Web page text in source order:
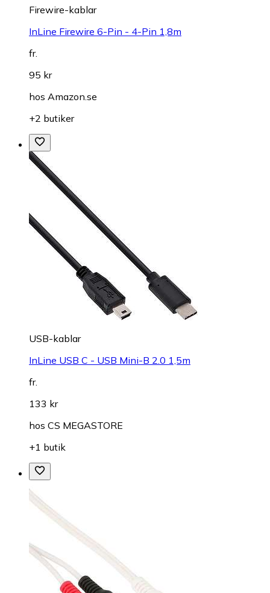
Firewire-kablar
InLine Firewire 6-Pin - 4-Pin 1,8m
fr.
95 kr
hos Amazon.se
+2 butiker
USB-kablar
InLine USB C - USB Mini-B 2.0 1,5m
fr.
133 kr
hos CS MEGASTORE
+1 butik